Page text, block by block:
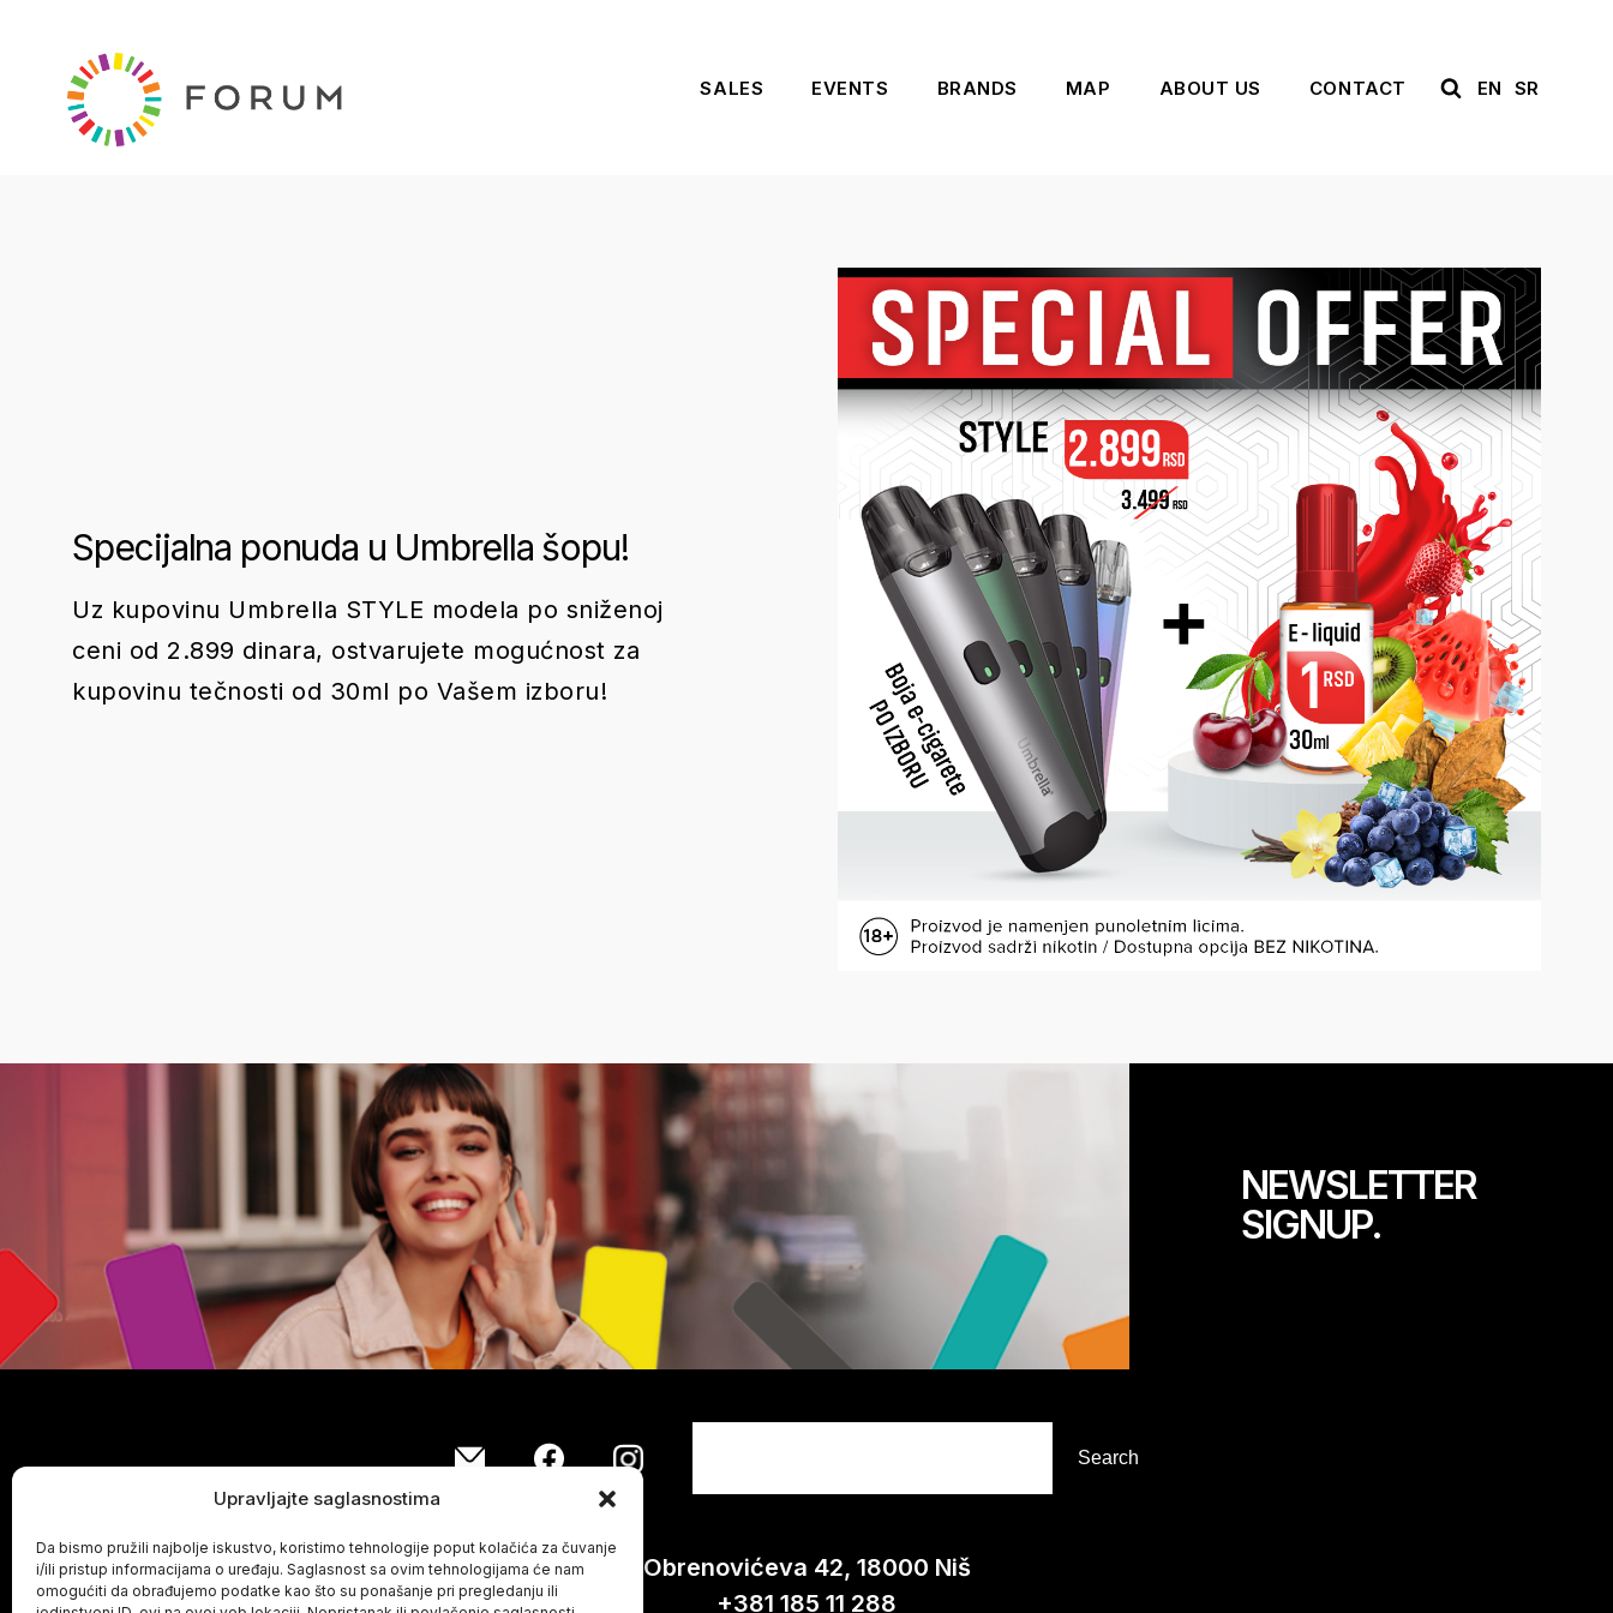
Upravljajte saglasnostima
Da bismo pružili najbolje iskustvo, koristimo tehnologije poput kolačića za čuvanje
i/ili pristup informacijama o uređaju. Saglasnost sa ovim tehnologijama će nam
omogućiti da obrađujemo podatke kao što su ponašanje pri pregledanju ili
SALES EVENTS BRANDS MAP ABOUT US CONTACT EN SR
Specijalna ponuda u Umbrella šopu!
Uz kupovinu Umbrella STYLE modela po sniženoj
ceni od 2.899 dinara, ostvarujete mogućnost za
kupovinu tečnosti od 30ml po Vašem izboru!
NEWSLETTER
SIGNUP.
Obrenovićeva 42, 18000 Niš
+381 185 11 288